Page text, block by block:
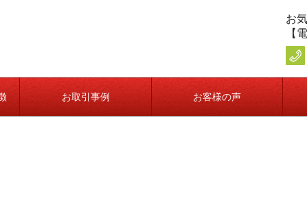
お
【
お取引事例 お客様の声